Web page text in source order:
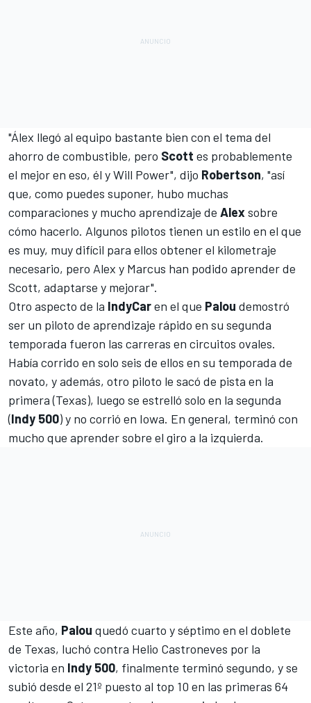
"Álex llegó al equipo bastante bien con el tema del
ahorro de combustible, pero Scott es probablemente
el mejor en eso, él yWill Power", dijo Robertson, "así
que, como puedes suponer, hubo muchas
comparaciones y mucho aprendizaje de Alexsobre
cómo hacerlo. Algunos pilotos tienen un estilo en el que
es muy, muy difícil para ellos obtener el kilometraje
necesario, pero Alex y Marcus han podido aprender de
Scott, adaptarse y mejorar".
Otro aspecto de la IndyCaren el que Palou demostró
ser un piloto de aprendizaje rápido en su segunda
temporada fueron las carreras en circuitos ovales.
Había corrido en solo seis de ellos en su temporada de
novato, y además, otro piloto le sacó de pista en la
primera (Texas), luego se estrelló solo en la segunda
(Indy 500) y no corrió en Iowa. En general, terminó con
mucho que aprender sobre el giro a la izquierda.
Este año, Palou quedó cuarto y séptimo en el doblete
de Texas, luchó contra Helio Castroneves por la
victoria en Indy 500, finalmente terminó segundo, y se
subió desde el 21º puesto al top 10 en las primeras 64